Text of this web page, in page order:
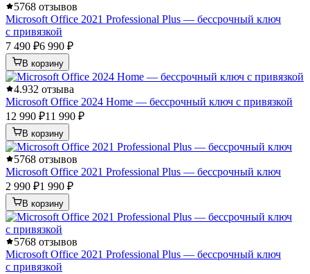
5768 отзывов
Microsoft Office 2021 Professional Plus — бессрочный ключ
с привязкой
7 490 ₽6 990 ₽
В корзину
4.932 отзыва
Microsoft Office 2024 Home — бессрочный ключ с привязкой
12 990 ₽11 990 ₽
В корзину
5768 отзывов
Microsoft Office 2021 Professional Plus — бессрочный ключ
2 990 ₽1 990 ₽
В корзину
5768 отзывов
Microsoft Office 2021 Professional Plus — бессрочный ключ
с привязкой